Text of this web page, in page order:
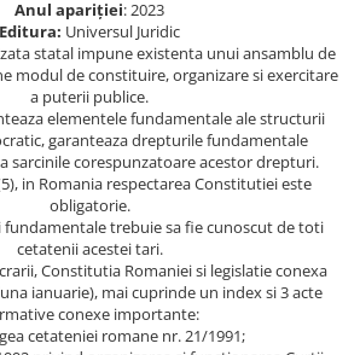
Anul apariţiei: 2023
Editura: Universul Juridic
statal impune existenta unui ansamblu de
modul de constituire, organizare si exercitare
a puterii publice.
elementele fundamentale ale structurii
garanteaza drepturile fundamentale
sarcinile corespunzatoare acestor drepturi.
in Romania respectarea Constitutiei este
obligatorie.
fundamentale trebuie sa fie cunoscut de toti
cetatenii acestei tari.
Constitutia Romaniei si legislatie conexa
ianuarie), mai cuprinde un index si 3 acte
conexe importante:
cetateniei romane nr. 21/1991;